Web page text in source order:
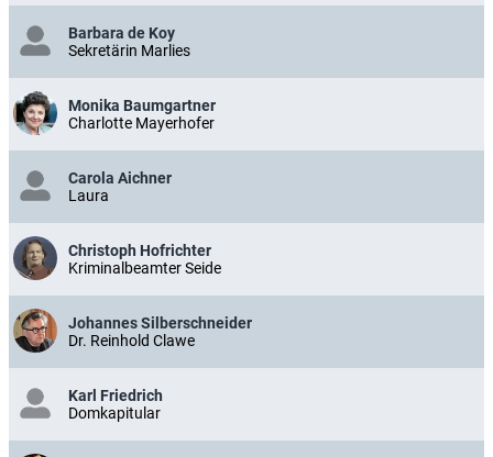
Barbara de Koy
Sekretärin Marlies
Monika Baumgartner
Charlotte Mayerhofer
Carola Aichner
Laura
Christoph Hofrichter
Kriminalbeamter Seide
Johannes Silberschneider
Dr. Reinhold Clawe
Karl Friedrich
Domkapitular